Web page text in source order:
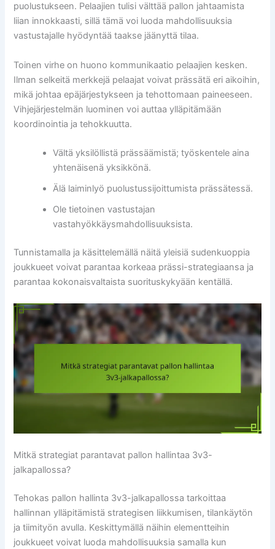
puolustukseen. Pelaajien tulisi välttää pallon jahtaamista
liian innokkaasti, sillä tämä voi luoda mahdollisuuksia
vastustajalle hyödyntää taakse jäänyttä tilaa.
Toinen virhe on huono kommunikaatio pelaajien kesken.
Ilman selkeitä merkkejä pelaajat voivat prässätä eri aikoihin,
mikä johtaa epäjärjestykseen ja tehottomaan paineeseen.
Vihjejärjestelmän luominen voi auttaa ylläpitämään
koordinointia ja tehokkuutta.
Vältä yksilöllistä prässäämistä; työskentele aina
yhtenäisenä yksikkönä.
Älä laiminlyö puolustussijoittumista prässätessä.
Ole tietoinen vastustajan
vastahyökkäysmahdollisuuksista.
Tunnistamalla ja käsittelemällä näitä yleisiä sudenkuoppia
joukkueet voivat parantaa korkeaa prässi-strategiaansa ja
parantaa kokonaisvaltaista suorituskykyään kentällä.
Mitkä strategiat parantavat pallon hallintaa 3v3-
jalkapallossa?
Tehokas pallon hallinta 3v3-jalkapallossa tarkoittaa
hallinnan ylläpitämistä strategisen liikkumisen, tilankäytön
ja tiimityön avulla. Keskittymällä näihin elementteihin
joukkueet voivat luoda mahdollisuuksia samalla kun